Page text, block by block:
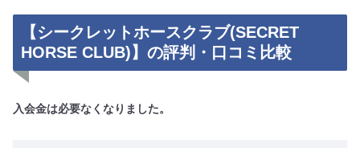
【シークレットホースクラブ(SECRET
HORSE CLUB)】の評判・口コミ比較
入会金は必要なくなりました。